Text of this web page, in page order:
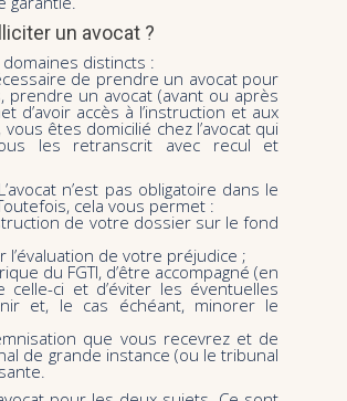
un avocat ?
distincts :
de prendre un avocat pour
prendre un avocat (avant ou après
d’avoir accès à l’instruction et aux
êtes domicilié chez l’avocat qui
les retranscrit avec recul et
n’est pas obligatoire dans le
cela vous permet :
de votre dossier sur le fond
de votre préjudice ;
du FGTI, d’être accompagné (en
ci et d’éviter les éventuelles
et, le cas échéant, minorer le
que vous recevrez et de
de grande instance (ou le tribunal